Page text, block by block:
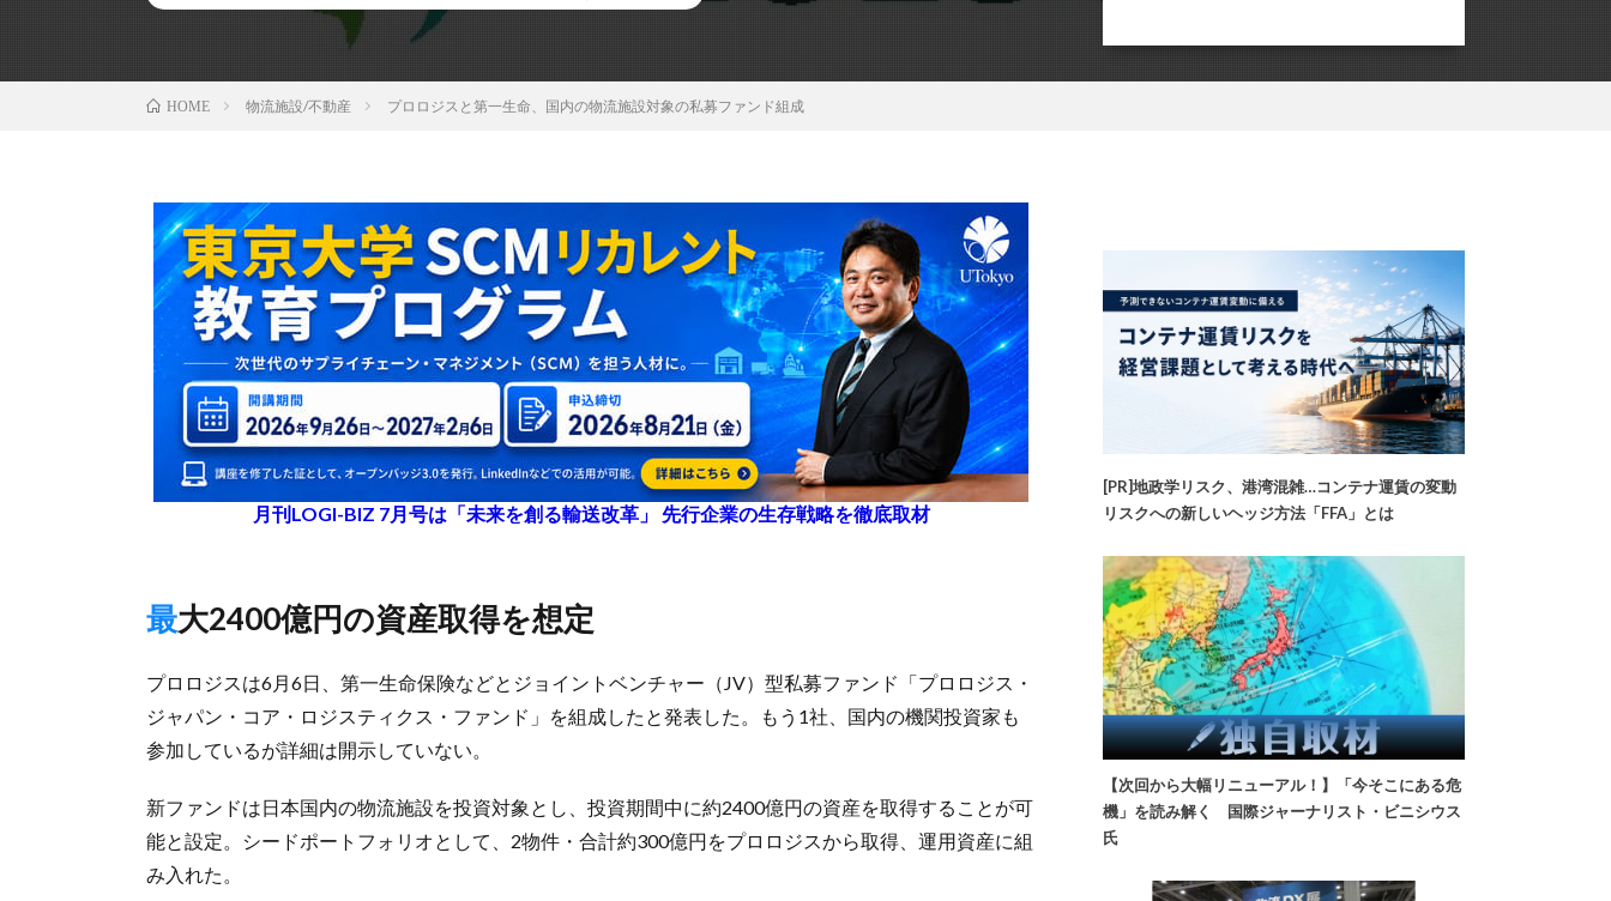
HOME 物流施設/不動産 プロロジスと第一生命、国内の物流施設対象の私募ファンド組成
月刊LOGI-BIZ 7月号は「未来を創る輸送改革」 先行企業の生存戦略を徹底取材
最大2400億円の資産取得を想定
プロロジスは6月6日、第一生命保険などとジョイントベンチャー（JV）型私募ファンド「プロロジス・
ジャパン・コア・ロジスティクス・ファンド」を組成したと発表した。もう1社、国内の機関投資家も
参加しているが詳細は開示していない。
新ファンドは日本国内の物流施設を投資対象とし、投資期間中に約2400億円の資産を取得することが可
能と設定。シードポートフォリオとして、2物件・合計約300億円をプロロジスから取得、運用資産に組
み入れた。
[PR]地政学リスク、港湾混雑…コンテナ運賃の変動
リスクへの新しいヘッジ方法「FFA」とは
【次回から大幅リニューアル！】「今そこにある危
機」を読み解く 国際ジャーナリスト・ビニシウス
氏